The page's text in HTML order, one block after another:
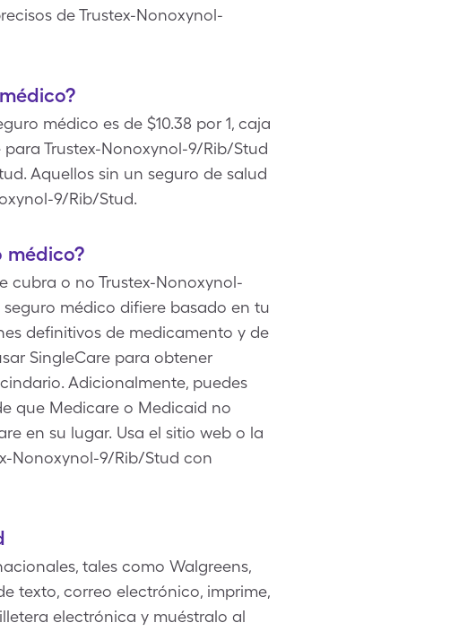
de Trustex-Nonoxynol-
médico es de $10.38 por 1, caja
Trustex-Nonoxynol-9/Rib/Stud
Aquellos sin un seguro de salud
9/Rib/Stud.
médico?
cubra o no Trustex-Nonoxynol-
médico difiere basado en tu
definitivos de medicamento y de
SingleCare para obtener
Adicionalmente, puedes
que Medicare o Medicaid no
en su lugar. Usa el sitio web o la
Nonoxynol-9/Rib/Stud con
tales como Walgreens,
texto, correo electrónico, imprime,
electrónica y muéstralo al